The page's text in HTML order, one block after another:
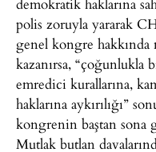
polis zoruyla yararak
genel kongre
kazanırsa,
emredici kurallarına,
haklarına aykırılığı”
kongrenin baştan sona
Mutlak butlan